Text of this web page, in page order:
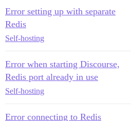
Error setting up with separate
Redis
Self-hosting
Error when starting Discourse,
Redis port already in use
Self-hosting
Error connecting to Redis